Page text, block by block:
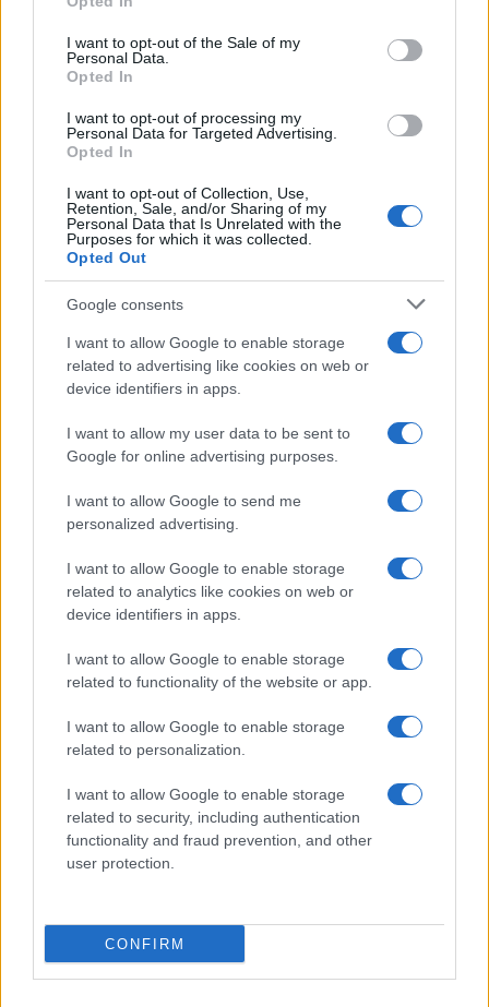
use your data for below specified purposes in below Google
consent section.
I want to opt-out of the Sale of my
Personal Data.
Opted In
I want to opt-out of processing my
Personal Data for Targeted Advertising.
Opted In
I want to opt-out of Collection, Use,
Retention, Sale, and/or Sharing of my
Personal Data that Is Unrelated with the
Purposes for which it was collected.
Opted Out
Google consents
I want to allow Google to enable storage
related to advertising like cookies on web or
device identifiers in apps.
I want to allow my user data to be sent to
Google for online advertising purposes.
I want to allow Google to send me
personalized advertising.
I want to allow Google to enable storage
related to analytics like cookies on web or
device identifiers in apps.
I want to allow Google to enable storage
related to functionality of the website or app.
I want to allow Google to enable storage
related to personalization.
I want to allow Google to enable storage
related to security, including authentication
functionality and fraud prevention, and other
user protection.
CONFIRM
Cómo la inteligencia artificial transforma la gestión financiera
personal
Marta Ruiz · 7 Ago 2026
Cómo gestionar tus finanzas con el método 50/30/20 y más
Marta Ruiz · 7 Ago 2026
FINANZAS